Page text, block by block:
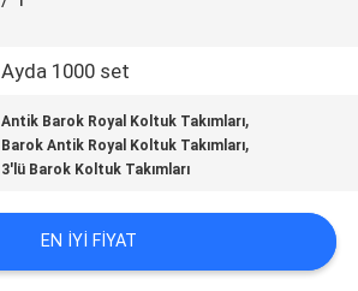
Ayda 1000 set
Antik Barok Royal Koltuk Takımları,
Barok Antik Royal Koltuk Takımları,
3'lü Barok Koltuk Takımları
EN IYI FIYAT